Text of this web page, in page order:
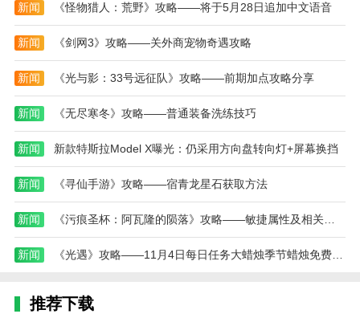
4、多重结局：玩家的选择和修炼路线将决定最终
结局，玩家可以体验不同的结局，挑战自己达成完美飞
升。
仙道永恒之塔游戏测评
仙道永恒之塔游戏通过文字驱动的方式，为玩家提
供了一种独特的修仙体验。游戏中的每个选择都充满了
挑战和策略性，需要玩家仔细思考，以优化修炼路径并
解锁更多内容。游戏拥有丰富的剧情、神秘的修炼系统
以及多种结局，给玩家带来了极高的重玩价值。总的来
说，这款仙道永恒之塔游戏适合喜欢修仙题材、文字冒
险以及策略选择的玩家，是一款值得反复体验的修仙游
戏。
家记住本站网址，本站是您下载安卓手游app最好的网
新闻 《怪物猎人：荒野》攻略——将于5月28日追加中文语音
新闻 《剑网3》攻略——关外商宠物奇遇攻略
新闻 《光与影：33号远征队》攻略——前期加点攻略分享
新闻 《无尽寒冬》攻略——普通装备洗练技巧
新闻 新款特斯拉Model X曝光：仍采用方向盘转向灯+屏幕换挡
新闻 《寻仙手游》攻略——宿青龙星石获取方法
新闻 《污痕圣杯：阿瓦隆的陨落》攻略——敏捷属性及相关技能作用介绍
新闻 《光遇》攻略——11月4日每日任务大蜡烛季节蜡烛免费魔法2024
推荐下载